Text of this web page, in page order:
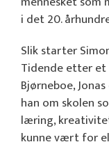
i det 20.
Slik starter
Tidende etter
Bjørneboe,
han om skolen
læring,
kunne vært for